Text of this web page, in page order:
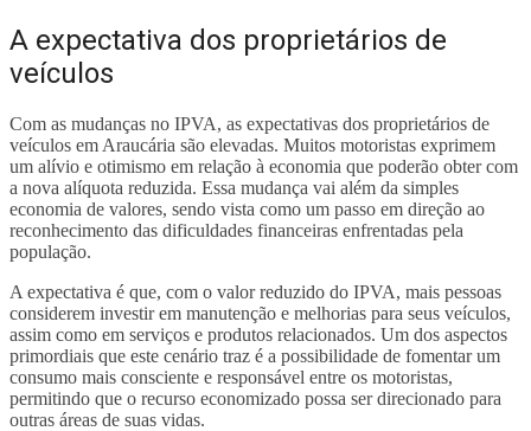
A expectativa dos proprietários de
veículos
Com as mudanças no IPVA, as expectativas dos proprietários de
veículos em Araucária são elevadas. Muitos motoristas exprimem
um alívio e otimismo em relação à economia que poderão obter com
a nova alíquota reduzida. Essa mudança vai além da simples
economia de valores, sendo vista como um passo em direção ao
reconhecimento das dificuldades financeiras enfrentadas pela
população.
A expectativa é que, com o valor reduzido do IPVA, mais pessoas
considerem investir em manutenção e melhorias para seus veículos,
assim como em serviços e produtos relacionados. Um dos aspectos
primordiais que este cenário traz é a possibilidade de fomentar um
consumo mais consciente e responsável entre os motoristas,
permitindo que o recurso economizado possa ser direcionado para
outras áreas de suas vidas.